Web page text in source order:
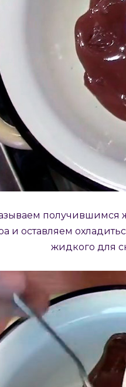
получившимся
и оставляем
жидкого для